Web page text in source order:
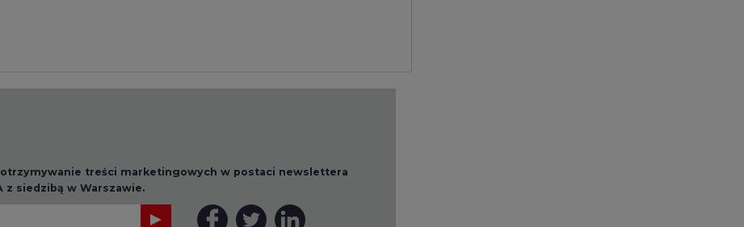
treści marketingowych w postaci newslettera
z siedzibą w Warszawie.